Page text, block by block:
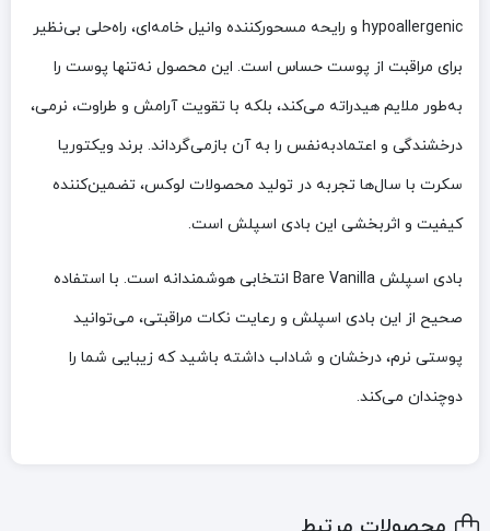
hypoallergenic و رایحه مسحورکننده وانیل خامه‌ای، راه‌حلی بی‌نظیر
برای مراقبت از پوست حساس است. این محصول نه‌تنها پوست را
به‌طور ملایم هیدراته می‌کند، بلکه با تقویت آرامش و طراوت، نرمی،
درخشندگی و اعتمادبه‌نفس را به آن بازمی‌گرداند. برند ویکتوریا
سکرت با سال‌ها تجربه در تولید محصولات لوکس، تضمین‌کننده
کیفیت و اثربخشی این بادی اسپلش است.
بادی اسپلش Bare Vanilla انتخابی هوشمندانه است. با استفاده
صحیح از این بادی اسپلش و رعایت نکات مراقبتی، می‌توانید
پوستی نرم، درخشان و شاداب داشته باشید که زیبایی شما را
دوچندان می‌کند.